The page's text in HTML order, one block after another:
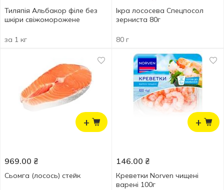
Тиляпія Альбакор філе без
шкіри свіжоморожене
за 1 кг
Ікра лососева Спецпосол
зерниста 80г
80 г
+
969.00 ₴
Сьомга (лосось) стейк
+
146.00 ₴
Креветки Norven чищені
варені 100г